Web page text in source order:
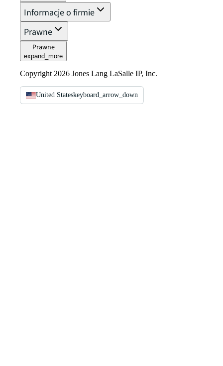
Informacje o firmie
Prawne
Prawne
expand_more
Copyright 2026 Jones Lang LaSalle IP, Inc.
United Stateskeyboard_arrow_down